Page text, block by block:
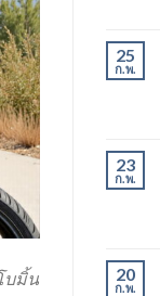
บมิ้น
25
ก.พ.
23
ก.พ.
20
ก.พ.